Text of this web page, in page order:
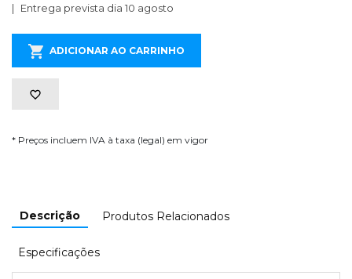
Entrega prevista dia 10 agosto
ADICIONAR AO CARRINHO
* Preços incluem IVA à taxa (legal) em vigor
Descrição Produtos Relacionados
Especificações